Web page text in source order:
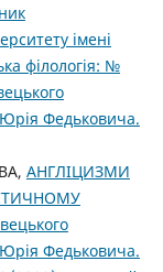
імені
філологія: №
Юрія Федьковича.
АНГЛІЦИЗМИ
Юрія Федьковича.